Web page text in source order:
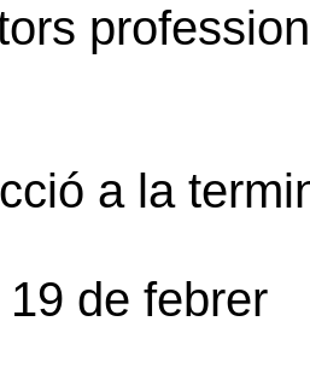
a la
de febrer